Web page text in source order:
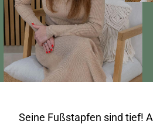
Seine Fußstapfen sind tief!